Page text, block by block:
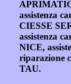
assistenza
CIESSE
assistenza
NICE,
riparazione
TAU.